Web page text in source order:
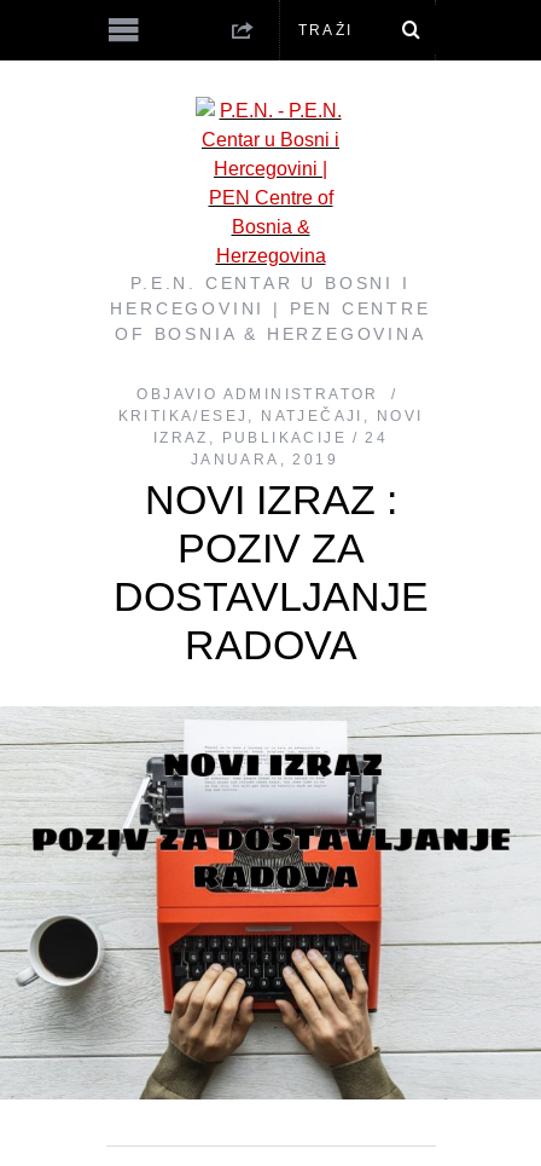
P.E.N. CENTAR U BOSNI I
HERCEGOVINI | PEN CENTRE
OF BOSNIA & HERZEGOVINA
OBJAVIO ADMINISTRATOR
KRITIKA/ESEJ , NATJEČAJI ,
NOVI
IZRAZ , PUBLIKACIJE
24
JANUARA, 2019
NOVI IZRAZ :
POZIV ZA
DOSTAVLJANJE
RADOVA